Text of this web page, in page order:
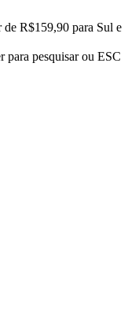
R$159,90 para Sul e
para pesquisar ou ESC